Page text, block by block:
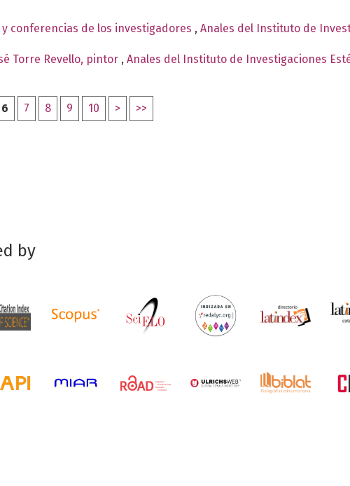
y conferencias de los investigadores , Anales del Instituto de
Torre Revello, pintor , Anales del Instituto de Investigaciones
6 7 8 9 10 > >>
by